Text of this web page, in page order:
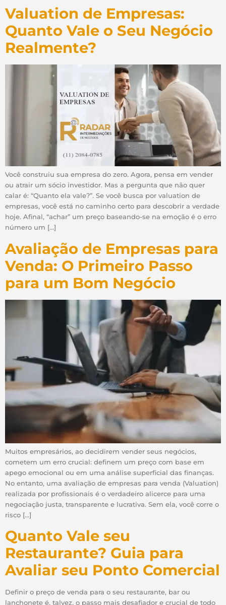
Valuation de Empresas:
Quanto Vale o Seu Negócio
Realmente?
Você construiu sua empresa do zero. Agora, pensa em vender
ou atrair um sócio investidor. Mas a pergunta que não quer
calar é: “Quanto ela vale?”. Se você busca por valuation de
empresas, você está no caminho certo para descobrir a verdade
hoje. Afinal, “achar” um preço baseando-se na emoção é o erro
número um […]
Avaliação de Empresas para
Venda: O Primeiro Passo
para um Bom Negócio
Muitos empresários, ao decidirem vender seus negócios,
cometem um erro crucial: definem um preço com base em
apego emocional ou em uma análise superficial das finanças.
No entanto, uma avaliação de empresas para venda (Valuation)
realizada por profissionais é o verdadeiro alicerce para uma
negociação justa, transparente e lucrativa. Sem ela, você corre o
risco […]
Quanto Vale seu
Restaurante? Guia para
Avaliar seu Ponto Comercial
Definir o preço de venda para o seu restaurante, bar ou
lanchonete é, talvez, o passo mais desafiador e crucial de todo